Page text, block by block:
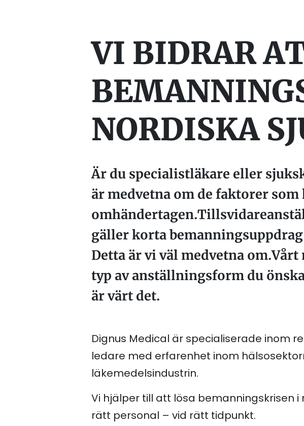
VI BIDRAR
NORDISKA
Är du specialistläkare eller
är medvetna om de faktorer
gäller korta
Detta är vi väl medvetna
typ av anställningsform du
är värt det.
Dignus Medical är specialiserade inom
ledare med erfarenhet inom
läkemedelsindustrin.
Vi hjälper till att lösa bemanningskrisen
rätt personal – vid rätt tidpunkt.